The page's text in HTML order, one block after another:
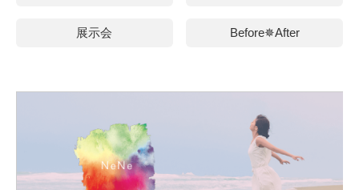
展示会 Before✵After